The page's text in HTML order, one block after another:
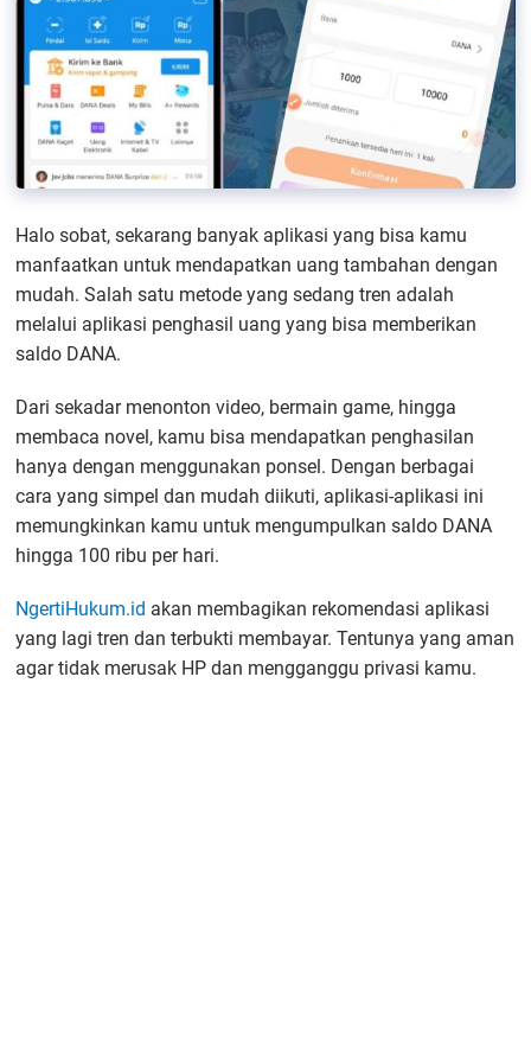
Halo sobat, sekarang banyak aplikasi yang bisa kamu
manfaatkan untuk mendapatkan uang tambahan dengan
mudah. Salah satu metode yang sedang tren adalah
melalui aplikasi penghasil uang yang bisa memberikan
saldo DANA.
Dari sekadar menonton video, bermain game, hingga
membaca novel, kamu bisa mendapatkan penghasilan
hanya dengan menggunakan ponsel. Dengan berbagai
cara yang simpel dan mudah diikuti, aplikasi-aplikasi ini
memungkinkan kamu untuk mengumpulkan saldo DANA
hingga 100 ribu per hari.
NgertiHukum.id akan membagikan rekomendasi aplikasi
yang lagi tren dan terbukti membayar. Tentunya yang aman
agar tidak merusak HP dan mengganggu privasi kamu.